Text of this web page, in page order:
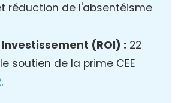
réduction de l'absentéisme
(ROI) : 22
soutien de la prime CEE
.